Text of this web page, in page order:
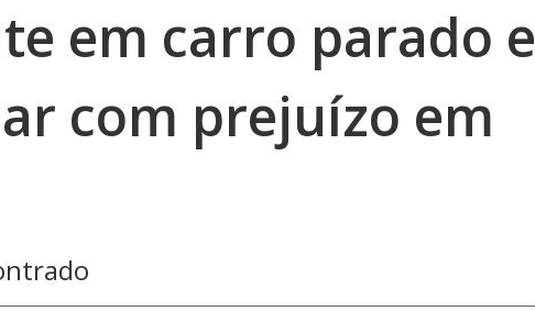
em carro parado e
com prejuízo em